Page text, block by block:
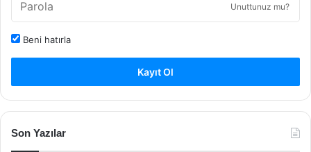
Unuttunuz mu?
Beni hatırla
Kayıt Ol
Son Yazılar